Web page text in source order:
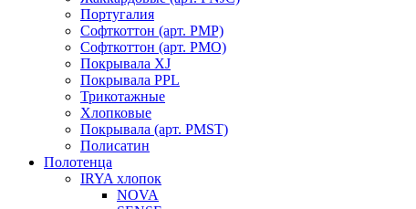
Португалия
Софткоттон (арт. PMP)
Софткоттон (арт. PMO)
Покрывала XJ
Покрывала PPL
Трикотажные
Хлопковые
Покрывала (арт. PMST)
Полисатин
Полотенца
IRYA хлопок
NOVA